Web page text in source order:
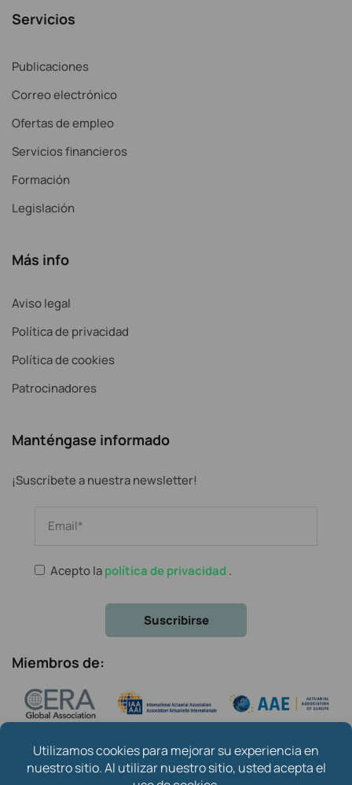
Servicios
Publicaciones
Correo electrónico
Ofertas de empleo
Servicios financieros
Formación
Legislación
Más info
Aviso legal
Política de privacidad
Política de cookies
Patrocinadores
Manténgase informado
¡Suscríbete a nuestra newsletter!
Acepto lapolítica de privacidad .
Miembros de: